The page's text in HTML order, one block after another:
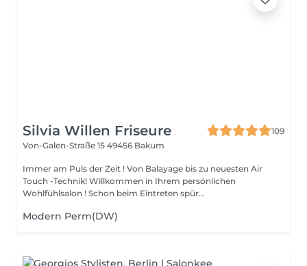
Silvia Willen Friseure
109
Von-Galen-Straße 15 49456 Bakum
Immer am Puls der Zeit ! Von Balayage bis zu neuesten Air
Touch -Technik! Willkommen in Ihrem persönlichen
Wohlfühlsalon ! Schon beim Eintreten spür...
Modern Perm(DW)